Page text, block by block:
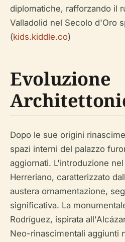
diplomatiche, rafforzando il
Valladolid nel Secolo d'Oro
(kids.kiddle.co)
Evoluzione
Dopo le sue origini
spazi interni del palazzo
aggiornati. L'introduzione
Herreriano, caratterizzato
austera ornamentazione,
significativa. La
Rodríguez, ispirata
Neo-rinascimentali aggiunti